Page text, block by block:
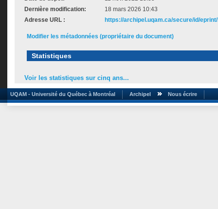
Dernière modification:
18 mars 2026 10:43
Adresse URL :
https://archipel.uqam.ca/secure/id/
Modifier les métadonnées (propriétaire du document)
Statistiques
Voir les statistiques sur cinq ans...
UQAM - Université du Québec à Montréal Archipel Nous écrire